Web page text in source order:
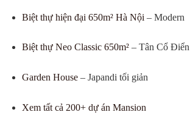
Biệt thự hiện đại 650m² Hà Nội – Modern
Biệt thự Neo Classic 650m²– Tân Cổ Điển
Garden House– Japandi tối giản
Xem tất cả 200+ dự án Mansion